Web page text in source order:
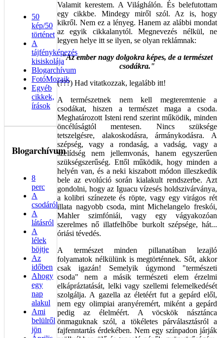
Valamit kerestem. A Világhálón. És belefutottam
egy cikkbe. Mindegy miről szól. Az is, hogy
kikről. Nem ez a lényeg. Hanem az alábbi mondat
az egyik cikkalanytól. Megnevezés nélkül, ne
legyen helye itt se ilyen, se olyan reklámnak:
"Az ember nagy dolgokra képes, de a természet
csodákra."
(???) Had vitatkozzak, legalább itt!
A természetnek nem kell megteremtenie a
csodákat, hiszen a természet maga a csoda.
Meghatározott Isteni rend szerint működik, minden
öncélúságtól mentesen. Nincs szüksége
tetszelgésre, alakoskodásra, ármánykodásra. A
szépség, vagy a rondaság, a vadság, vagy a
szelídség nem jellemvonás, hanem egyszerűen
szükségszerűség. Ettől működik, hogy minden a
helyén van, és a neki kiszabott módon illeszkedik
bele az evolúció során kialakult rendszerbe. Azt
gondolni, hogy az Iguacu vízesés holdszivárványa,
a kolibri színezete és röpte, vagy egy virágos rét
illata nagyobb csoda, mint Michelangelo freskói,
Mahler szimfóniái, vagy egy vágyakozóan
szerelmes nő illatfelhőbe burkolt szépsége, hát...
óriási tévedés.
A természet minden pillanatában lezajló
folyamatok nélkülünk is megtörténnek. Sőt, akkor
csak igazán! Semelyik úgymond "természeti
csoda" nem a másik természeti elem érzelmi
elkápráztatását, lelki vagy szellemi felemelkedését
szolgálja. A gazella az életéért fut a gepárd elől,
nem egy olimpiai aranyéremért, miként a gepárd
pedig az élelméért. A vöcskök násztánca
önmaguknak szól, a tökéletes párválasztásról a
fajfenntartás érdekében. Nem egy színpadon járják
50
kép/50
történet
A
tájfényképezés
kisiskolája
Blogarchívum
FotóMozaik
Egyéb
cikkek,
írások
Blogarchívum
8
perc
A
csodáról
A
látásról
A
lélek
böjtje
Az
időben
Ahogy
egy
nap
alakul
Ami
belülről
jön